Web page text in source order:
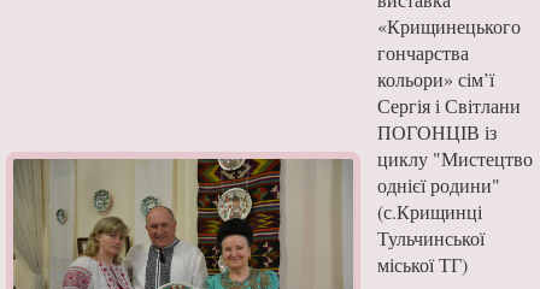
«Крищинецького
гончарства
кольори» сім’ї
Сергія і Світлани
ПОГОНЦІВ із
циклу "Мистецтво
однієї родини"
(с.Крищинці
Тульчинської
міської ТГ)